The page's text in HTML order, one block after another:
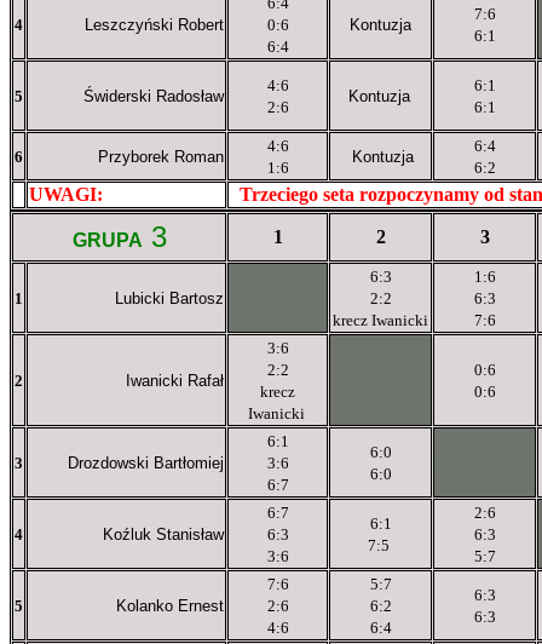
4 Leszczyński Robert
0:6
6:4
Kontuzja
7:6
6:1
5 Świderski Radosław
4:6
2:6
Kontuzja
6:1
6:1
6 Przyborek Roman
4:6
1:6
Kontuzja
6:4
6:2
UWAGI: Trzeciego seta rozpoczynamy od
GRUPA 3 1 2 3
1 Lubicki Bartosz
6:3
2:2
krecz Iwanicki
1:6
6:3
7:6
2 Iwanicki Rafał
3:6
2:2
krecz
Iwanicki
0:6
0:6
3 Drozdowski Bartłomiej
6:1
3:6
6:7
6:0
6:0
4 Koźluk Stanisław
6:7
6:3
3:6
6:1
7:5
2:6
6:3
5:7
5 Kolanko Ernest
7:6
2:6
4:6
5:7
6:2
6:4
6:3
6:3